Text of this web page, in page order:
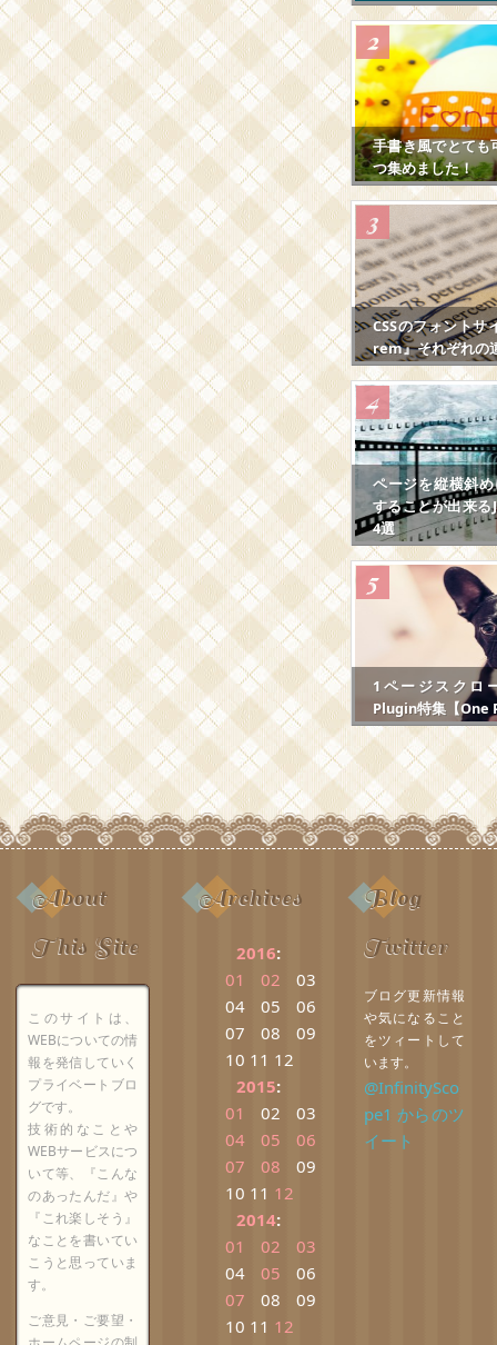
手書き風でとても
つ集めました！
CSSのフォント
rem』それぞれの
ページを縦横斜
することが出来
4選
1ページスクロ
Plugin特集【One
About
This Site
このサイトは、
WEBについての情
報を発信していく
プライベートブロ
グです。
技術的なことや
WEBサービスにつ
いて等、『こんな
のあったんだ』や
『これ楽しそう』
なことを書いてい
こうと思っていま
す。
ご意見・ご要望・
Archives
2016:
01
02
03
04
05
06
07
08
09
10 11 12
2015:
01
02
03
04
05
06
07
08
09
10 11 12
2014:
01
02
03
04
05
06
07
08
09
10 11 12
Blog
Twitter
ブログ更新情報
や気になること
をツィートして
います。
@InfinitySco
pe1 からのツ
イート